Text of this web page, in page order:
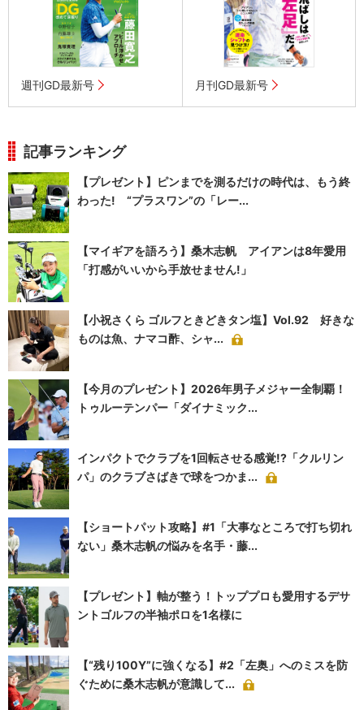
週刊GD最新号 月刊GD最新号
記事ランキング
【プレゼント】ピンまでを測るだけの時代は、もう終
わった! “プラスワン”の「レー...
【マイギアを語ろう】桑木志帆 アイアンは8年愛用
「打感がいいから手放せません!」
【小祝さくら ゴルフときどきタン塩】Vol.92 好きな
ものは魚、ナマコ酢、シャ...
【今月のプレゼント】2026年男子メジャー全制覇！
トゥルーテンパー「ダイナミック...
インパクトでクラブを1回転させる感覚!?「クルリン
パ」のクラブさばきで球をつかま...
【ショートパット攻略】#1「大事なところで打ち切れ
ない」桑木志帆の悩みを名手・藤...
【プレゼント】軸が整う！トッププロも愛用するデサ
ントゴルフの半袖ポロを1名様に
【“残り100Y”に強くなる】#2「左奥」へのミスを防
ぐために桑木志帆が意識して...